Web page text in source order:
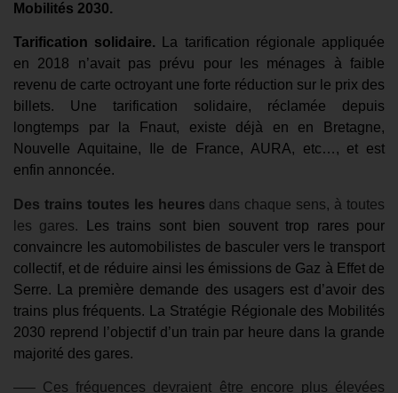
Mobilités 2030.
Tarification solidaire.
La tarification régionale appliquée
en 2018 n’avait pas prévu pour les ménages à faible
revenu de carte octroyant une forte réduction sur le prix des
billets. Une tarification solidaire, réclamée depuis
longtemps par la Fnaut, existe déjà en en Bretagne,
Nouvelle Aquitaine, Ile de France, AURA, etc…, et est
enfin annoncée.
Des trains toutes les heures dans chaque sens, à toutes
les gares.
Les trains sont bien souvent trop rares pour
convaincre les automobilistes de basculer vers le transport
collectif, et de réduire ainsi les émissions de Gaz à Effet de
Serre. La première demande des usagers est d’avoir des
trains plus fréquents.
La Stratégie Régionale des Mobilités
2030 reprend l’objectif d’un train par heure dans la grande
majorité des gares.
—– Ces fréquences devraient être encore plus élevées